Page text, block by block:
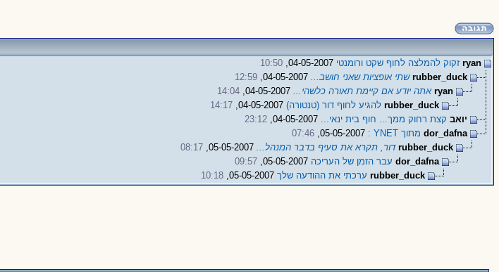
ryan זקוק להמלצה לחוף שקט ורומנטי
10:50
rubber_duck שתי אופציות שאני חושב...04-05-2007,
12:59
ryan אתה יודע אם קיימת תאורה כלשהי...04-05-2007,
14:04
rubber_duck להגיע לחוף דור (טנטורה)04-05-2007,
14:17
יואב קצת רחוק ממך... חוף בית ינאי...
23:12
dor_dafna מתוך YNET :
07:46
rubber_duck דור, תקרא את סעיף בדבר המנהל...05-05-2007,
08:17
dor_dafna עבר הזמן של העריכה
09:57
rubber_duck ערכתי את ההודעה שלך05-05-2007,
10:18